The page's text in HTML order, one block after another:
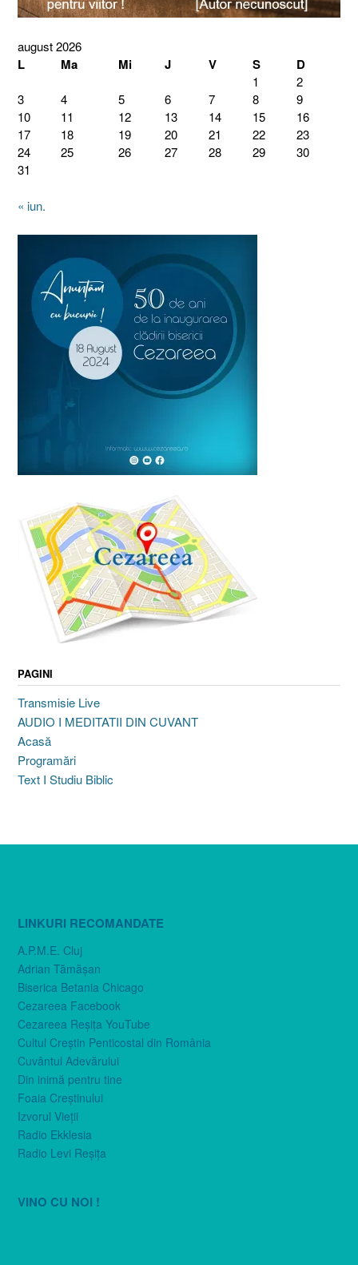
august 2026
L Ma Mi J V S D
1
2
3
4 5 6 7 8
9
10
11 12 13 14 15
16
17
18 19 20 21 22
23
24
25 26 27 28 29
30
31
« iun.
PAGINI
Transmisie Live
AUDIO I MEDITATII DIN CUVANT
Acasă
Programări
Text I Studiu Biblic
LINKURI RECOMANDATE
A.P.M.E. Cluj
Adrian Tămăşan
Biserica Betania Chicago
Cezareea Facebook
Cezareea Reşiţa YouTube
Cultul Creştin Penticostal din România
Cuvântul Adevărului
Din inimă pentru tine
Foaia Creştinului
Izvorul Vieţii
Radio Ekklesia
Radio Levi Reşiţa
VINO CU NOI !